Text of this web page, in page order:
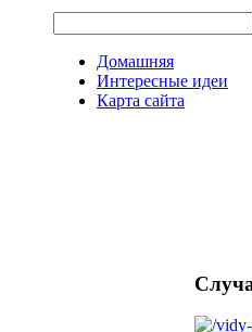
Домашняя
Интересные идеи
Карта сайта